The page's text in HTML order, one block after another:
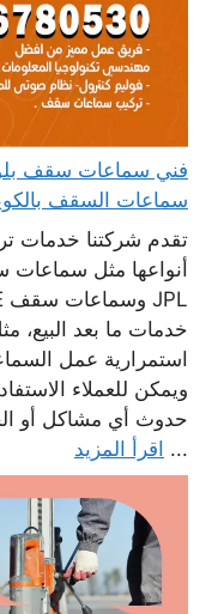
سماعات السقف
تقدم شركتنا خدمات
أنواعها مثل
خدمات ما بعد البيع،
استمرارية عمل
ويمكن للعملاء
حدوث أي مشاكل أو
... اقرأ المزيد